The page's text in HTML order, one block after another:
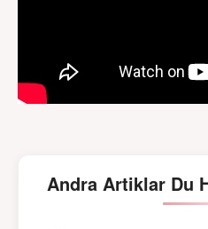
Andra Artiklar Du